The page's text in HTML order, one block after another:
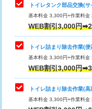
トイレタンク部品交換(
基本料金 3,300円+作業料
WEB割引3,000円
トイレ詰まり除去作業(便
基本料金 3,300円+作業料
WEB割引3,000円
トイレ詰まり除去作業(
基本料金 3,300円+作業料